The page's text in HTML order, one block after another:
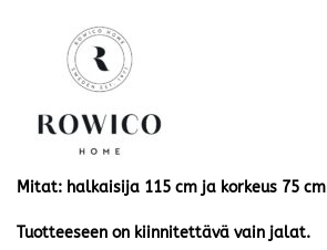
Mitat: halkaisija 115 cm ja korkeus 75 cm
Tuotteeseen on kiinnitettävä vain jalat.